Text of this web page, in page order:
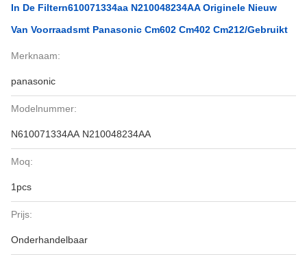
In De Filtern610071334aa N210048234AA Originele Nieuw
Van Voorraadsmt Panasonic Cm602 Cm402 Cm212/Gebruikt
Merknaam:
panasonic
Modelnummer:
N610071334AA N210048234AA
Moq:
1pcs
Prijs:
Onderhandelbaar